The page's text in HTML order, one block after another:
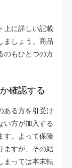
上に詳しい記載
ましょう。商品
のもひとつの方
確認する
ある方を引受け
い方が加入する
す。よって保険
ますが、その結
まっては本末転